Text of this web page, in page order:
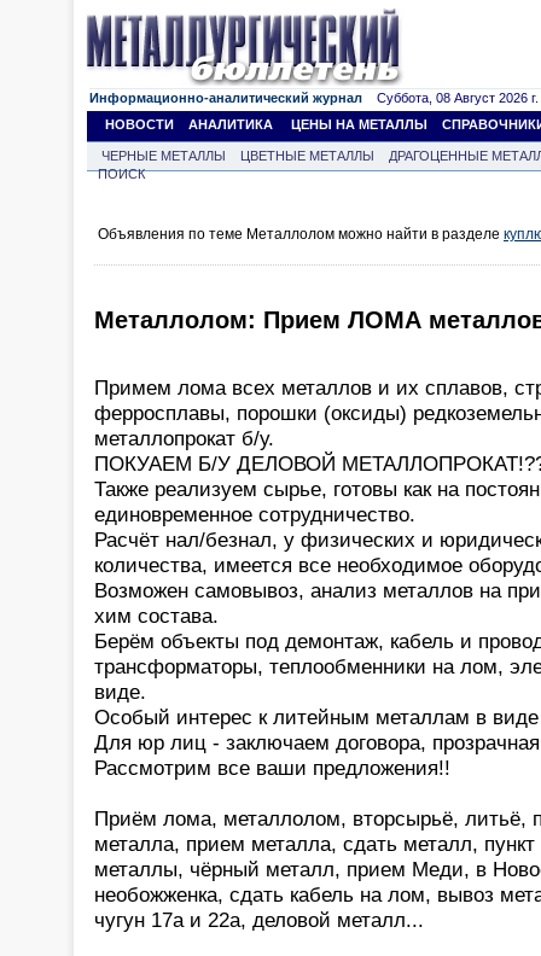
Информационно-аналитический журнал Суббота, 08 Август 2026 г.
НОВОСТИ
АНАЛИТИКА ЦЕНЫ НА МЕТАЛЛЫ
ЧЕРНЫЕ МЕТАЛЛЫ ЦВЕТНЫЕ МЕТАЛЛЫ
ДРАГОЦЕННЫЕ
ПОИСК
Объявления по теме Металлолом можно найти в разделе
Металлолом: Прием ЛОМА
Примем лома всех металлов и их сплавов,
ферросплавы, порошки (оксиды)
металлопрокат б/у.
ПОКУАЕМ Б/У ДЕЛОВОЙ
Также реализуем сырье, готовы как на
единовременное сотрудничество.
Расчёт нал/безнал, у физических и
количества, имеется все необходимое
Возможен самовывоз, анализ металлов на
хим состава.
Берём объекты под демонтаж, кабель и
трансформаторы, теплообменники на лом,
виде.
Особый интерес к литейным металлам в
Для юр лиц - заключаем договора,
Рассмотрим все ваши предложения!!
Приём лома, металлолом, вторсырьё, литьё,
металла, прием металла, сдать металл,
металлы, чёрный металл, прием Меди, в
необожженка, сдать кабель на лом, вывоз
чугун 17а и 22а, деловой металл...